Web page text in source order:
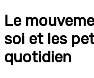
Le
soi et les
quotidien